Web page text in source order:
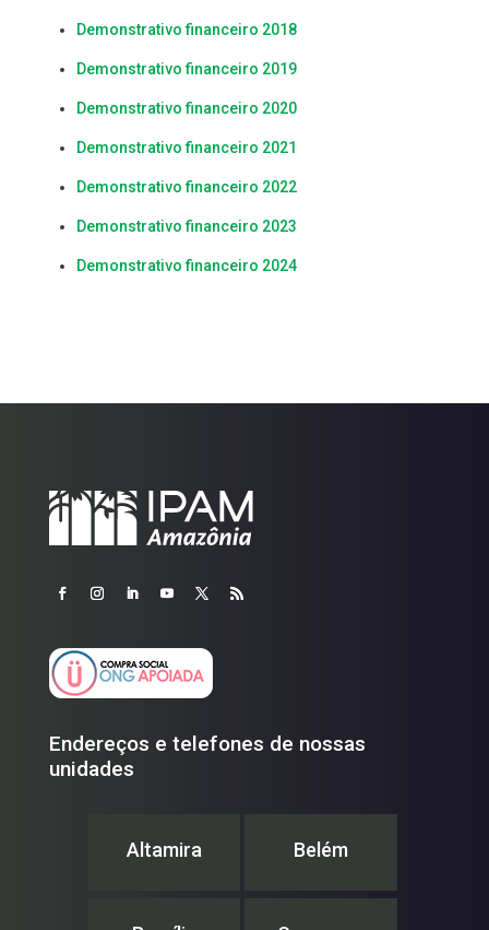
Demonstrativo financeiro 2018
Demonstrativo financeiro 2019
Demonstrativo financeiro 2020
Demonstrativo financeiro 2021
Demonstrativo financeiro 2022
Demonstrativo financeiro 2023
Demonstrativo financeiro 2024
Endereços e telefones de nossas
unidades
Altamira Belém